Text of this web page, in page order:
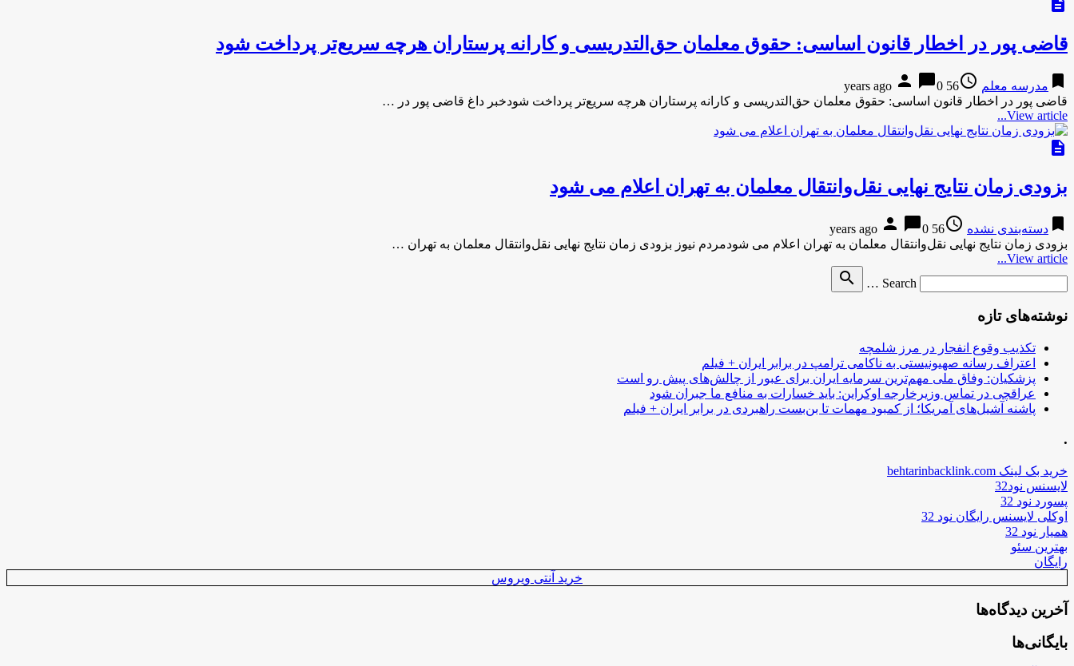
قاضی پور در اخطار قانون اساسی: حقوق معلمان حق‌التدریسی‌ و کارانه پرستاران هرچه سریع‌تر پرداخت شود
bookmark مدرسه معلم access_time
56 years ago
person chat_bubble0
قاضی پور در اخطار قانون اساسی: حقوق معلمان حق‌التدریسی‌ و کارانه پرستاران هرچه سریع‌تر پرداخت شودخبر داغ قاضی پور در …
View article...
description
بزودی زمان نتایج نهایی نقل‌وانتقال معلمان به تهران اعلام می شود
bookmark دسته‌بندی نشده access_time
56 years ago
person chat_bubble0
بزودی زمان نتایج نهایی نقل‌وانتقال معلمان به تهران اعلام می شودمردم نیوز بزودی زمان نتایج نهایی نقل‌وانتقال معلمان به تهران …
View article...
Search …
search
نوشته‌های تازه
تکذیب وقوع انفجار در مرز شلمچه
اعتراف رسانه صهیونیستی به ناکامی ترامپ در برابر ایران + فیلم
پزشکیان: وفاق ملی مهم‌ترین سرمایه ایران برای عبور از چالش‌های پیش رو است
عراقچی در تماس وزیرخارجه اوکراین: باید خسارات به منافع ما جبران شود
پاشنه آشیل‌های آمریکا؛ از کمبود مهمات تا بن‌بست راهبردی در برابر ایران + فیلم
.
خرید بک لینک behtarinbacklink.com
لایسنس نود32
پسورد نود 32
اوکلی لایسنس رایگان نود 32
همیار نود 32
بهترین سئو
رایگان
خرید آنتی ویروس
آخرین دیدگاه‌ها
بایگانی‌ها